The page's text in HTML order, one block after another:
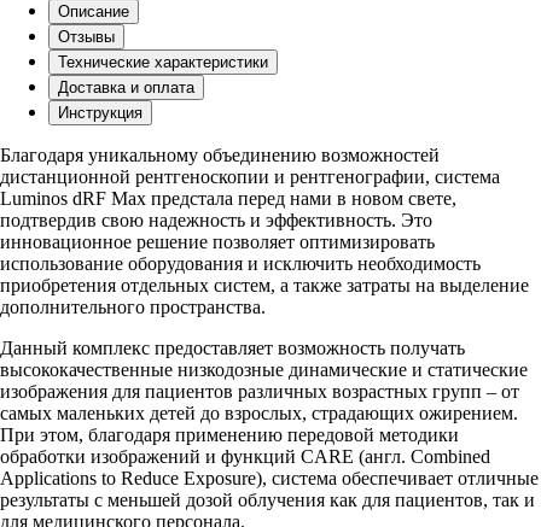
Описание
Отзывы
Технические характеристики
Доставка и оплата
Инструкция
Благодаря уникальному объединению возможностей
дистанционной рентгеноскопии и рентгенографии, система
Luminos dRF Max предстала перед нами в новом свете,
подтвердив свою надежность и эффективность. Это
инновационное решение позволяет оптимизировать
использование оборудования и исключить необходимость
приобретения отдельных систем, а также затраты на выделение
дополнительного пространства.
Данный комплекс предоставляет возможность получать
высококачественные низкодозные динамические и статические
изображения для пациентов различных возрастных групп – от
самых маленьких детей до взрослых, страдающих ожирением.
При этом, благодаря применению передовой методики
обработки изображений и функций CARE (англ. Combined
Applications to Reduce Exposure), система обеспечивает отличные
результаты с меньшей дозой облучения как для пациентов, так и
для медицинского персонала.